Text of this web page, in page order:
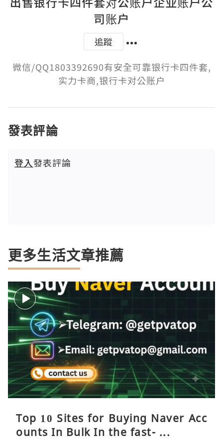
司账户
追蹤
微信/QQ1803392690有安全可靠银行卡四件套,
实力卡商,银行卡对公账户
發表評論
登入發表評論
更多生活文章推薦
Top 10 Sites for Buying Naver Acc
ounts In Bulk In the fast- ...